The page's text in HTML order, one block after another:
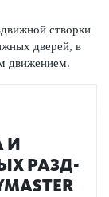
створки
дверей, в
движением.
И
РАЗ­Д­